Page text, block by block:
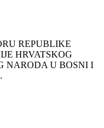
REPUBLIKE
HRVATSKOG
NARODA U BOSNI I